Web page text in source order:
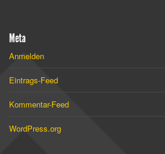
Meta
Anmelden
Eintrags-Feed
Kommentar-Feed
WordPress.org